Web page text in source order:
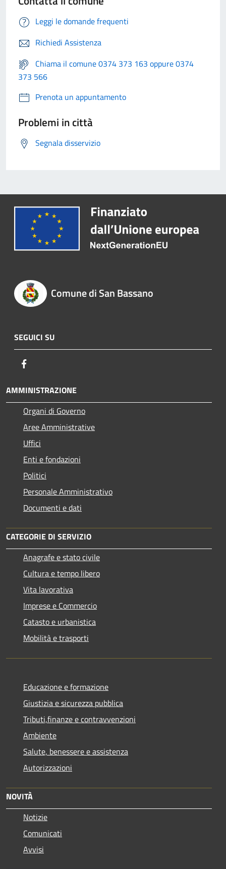
Leggi le domande frequenti
Richiedi Assistenza
Chiama il comune 0374 373 163 oppure 0374
373 566
Prenota un appuntamento
Problemi in città
Segnala disservizio
Comune di San Bassano
SEGUICI SU
AMMINISTRAZIONE
Organi di Governo
Aree Amministrative
Uffici
Enti e fondazioni
Politici
Personale Amministrativo
Documenti e dati
CATEGORIE DI SERVIZIO
Anagrafe e stato civile
Cultura e tempo libero
Vita lavorativa
Imprese e Commercio
Catasto e urbanistica
Mobilità e trasporti
Educazione e formazione
Giustizia e sicurezza pubblica
Tributi,finanze e contravvenzioni
Ambiente
Salute, benessere e assistenza
Autorizzazioni
NOVITÀ
Notizie
Comunicati
Avvisi